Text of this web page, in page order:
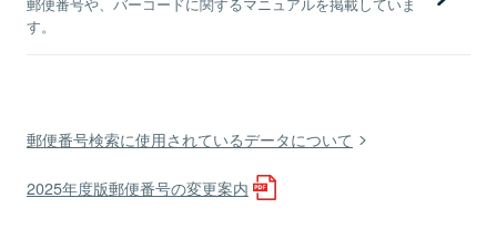
郵便番号や、バーコードに関するマニュアルを掲載していま
す。
郵便番号検索に使用されているデータについて
2025年度版郵便番号の変更案内